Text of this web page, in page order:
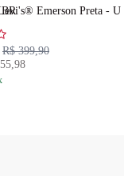
Emerson Preta -
R$ 399,90